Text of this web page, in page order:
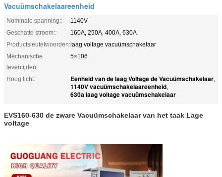
Vacuümschakelaareenheid
Nominale spanning::
1140V
Geschatte stroom::
160A, 250A, 400A, 630A
Productsleutelwoorden:laag voltage vacuümschakelaar
Mechanische
leventijden:
5×106
Hoog licht: Eenheid van de laag Voltage de Vacuümschakelaar,
1140V vacuümschakelaareenheid,
630a laag voltage vacuümschakelaar
EVS160-630 de zware Vacuümschakelaar van het taak Lage
voltage